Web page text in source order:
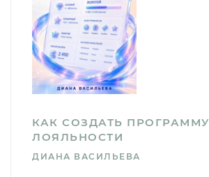
КАК СОЗДАТЬ ПРОГРАММУ
ЛОЯЛЬНОСТИ
ДИАНА ВАСИЛЬЕВА